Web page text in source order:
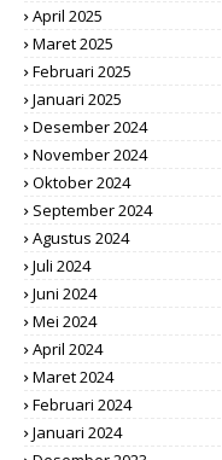
April 2025
Maret 2025
Februari 2025
Januari 2025
Desember 2024
November 2024
Oktober 2024
September 2024
Agustus 2024
Juli 2024
Juni 2024
Mei 2024
April 2024
Maret 2024
Februari 2024
Januari 2024